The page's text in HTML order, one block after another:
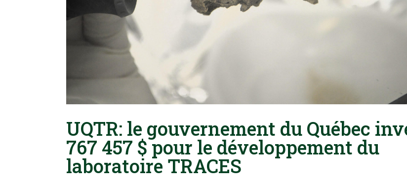
UQTR: le gouvernement du Québec
767 457 $ pour le développement du
laboratoire TRACES